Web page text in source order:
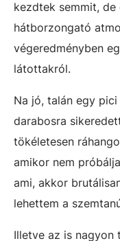
kezdtek semmit,
hátborzongató
végeredményben
látottakról.
Na jó, talán egy
darabosra
tökéletesen
amikor nem
ami, akkor
lehettem a
Illetve az is nagyon